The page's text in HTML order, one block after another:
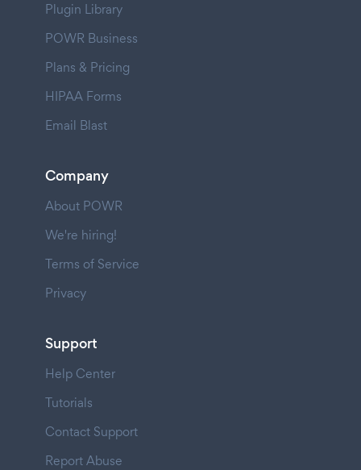
Plugin Library
POWR Business
Plans & Pricing
HIPAA Forms
Email Blast
Company
About POWR
We're hiring!
Terms of Service
Privacy
Support
Help Center
Tutorials
Contact Support
Report Abuse